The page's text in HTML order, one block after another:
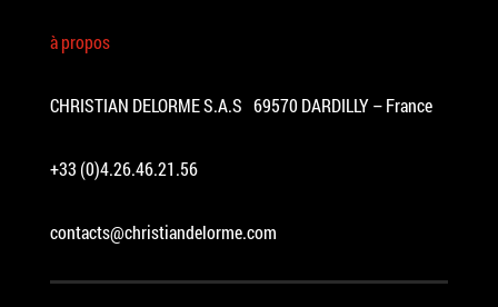
à propos
CHRISTIAN DELORME S.A.S 69570 DARDILLY – France
+33 (0)4.26.46.21.56
contacts@christiandelorme.com